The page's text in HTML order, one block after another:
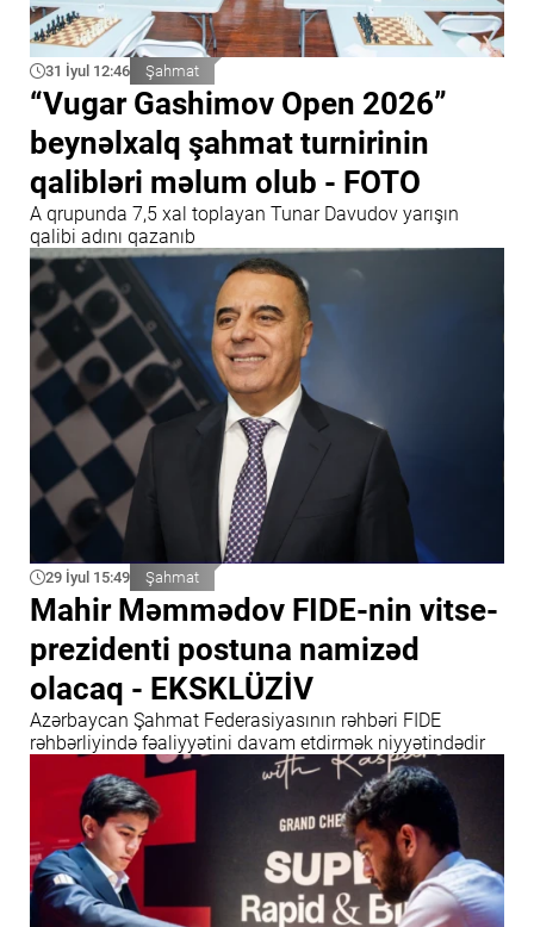
31 İyul 12:46 Şahmat
“Vugar Gashimov Open 2026”
beynəlxalq şahmat turnirinin
qalibləri məlum olub - FOTO
A qrupunda 7,5 xal toplayan Tunar Davudov yarışın
qalibi adını qazanıb
29 İyul 15:49 Şahmat
Mahir Məmmədov FIDE-nin vitse-
prezidenti postuna namizəd
olacaq - EKSKLÜZİV
Azərbaycan Şahmat Federasiyasının rəhbəri FIDE
rəhbərliyində fəaliyyətini davam etdirmək niyyətindədir